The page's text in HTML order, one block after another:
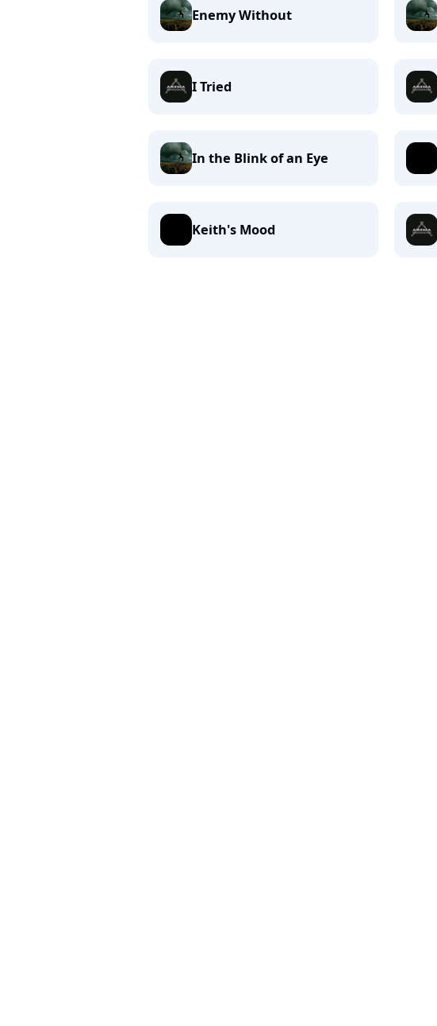
Enemy Without
I Tried
In the Blink of an Eye
Keith's Mood